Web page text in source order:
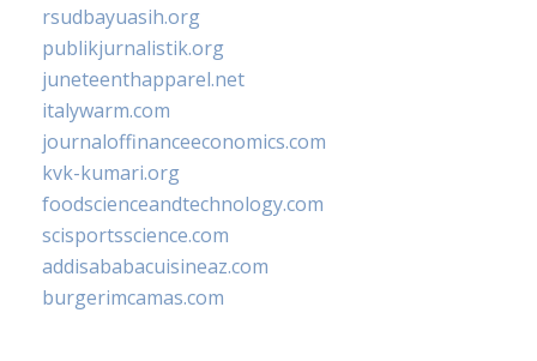
rsudbayuasih.org
publikjurnalistik.org
juneteenthapparel.net
italywarm.com
journaloffinanceeconomics.com
kvk-kumari.org
foodscienceandtechnology.com
scisportsscience.com
addisababacuisineaz.com
burgerimcamas.com